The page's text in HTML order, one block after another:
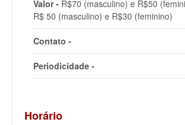
Valor - R$70 (masculino) e R$50
R$ 50 (masculino) e R$30 (feminino)
Contato -
Periodicidade -
Horário